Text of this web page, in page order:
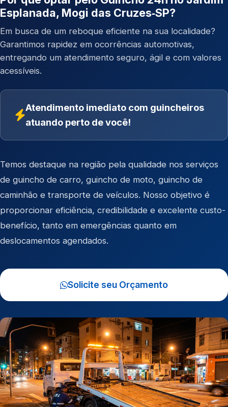
Esplanada, Mogi das Cruzes‑SP?
Em busca de um reboque eficiente na sua localidade?
Garantimos rapidez em ocorrências automotivas,
entregando um atendimento seguro, ágil e com valores
acessíveis.
Atendimento imediato com guincheiros
atuando perto de você!
Temos destaque na região pela qualidade nos serviços
de guincho de carro, guincho de moto, guincho de
caminhão e transporte de veículos. Nosso objetivo é
proporcionar eficiência, credibilidade e excelente custo-
benefício, tanto em emergências quanto em
deslocamentos agendados.
Solicite seu Orçamento